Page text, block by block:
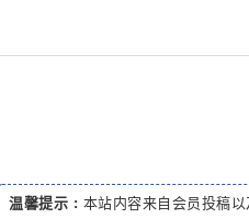
温馨提示 : 本站内容来自会员投稿